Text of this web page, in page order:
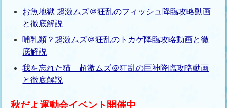
お魚地獄 超激ムズ＠狂乱のフィッシュ降臨攻略動画
と徹底解説
哺乳類？超激ムズ＠狂乱のトカゲ降臨攻略動画と徹
底解説
我を忘れた猫 超激ムズ＠狂乱の巨神降臨攻略動画
と徹底解説
秋だよ運動会イベント開催中